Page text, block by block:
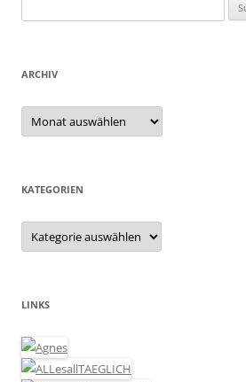
nach:
ARCHIV
Archiv
KATEGORIEN
Kategorien
LINKS